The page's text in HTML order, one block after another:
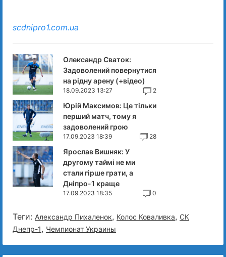
scdnipro1.com.ua
Олександр Сваток:
Задоволений повернутися
на рідну арену (+відео)
18.09.2023 13:27 2
Юрій Максимов: Це тільки
перший матч, тому я
задоволений грою
17.09.2023 18:39 28
Ярослав Вишняк: У
другому таймі не ми
стали гірше грати, а
Дніпро-1 краще
17.09.2023 18:35 0
Теги: Александр Пихаленок, Колос Коваливка, СК
Днепр-1, Чемпионат Украины